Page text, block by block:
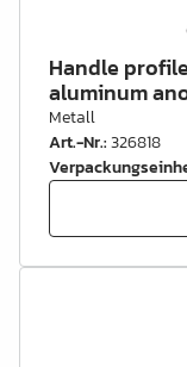
Handle
aluminum
Metall
Art.-Nr.:326818